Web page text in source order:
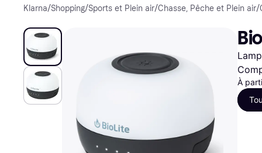
Options de
Payer maintenant
Paiement en 3 fois
Paiement à 30 jours
Klarna sur Apple Pay
Magasins
Airbnb
Temu
JD
Voir tous
Klarna/Shopping/Sports et Plein air/Chasse, Pêche et Plein air/
À